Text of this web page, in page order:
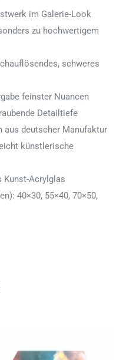
im Galerie-Look
zu hochwertigem
schweres
feinster Nuancen
Detailtiefe
aus deutscher Manufaktur
künstlerische
Kunst-Acrylglas
40×30, 55×40, 70×50,